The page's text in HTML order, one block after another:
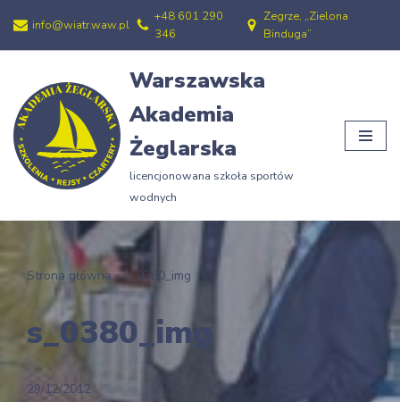
Przejdź
treści
info@wiatr.waw.pl
+48 601 290
346
Zegrze, „Zielona
Binduga”
Warszawska
Akademia
Żeglarska
licencjonowana szkoła sportów
wodnych
Strona główna»s_0380_img
s_0380_img
29/12/2012